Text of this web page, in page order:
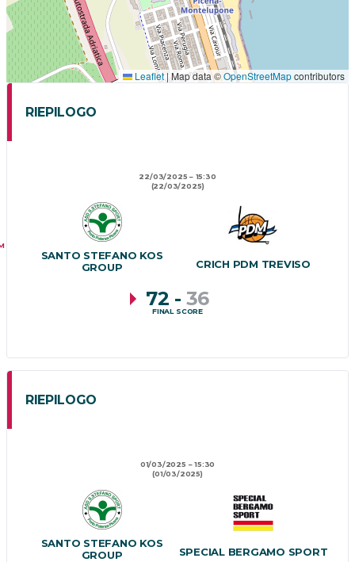
Leaflet |Map data ©OpenStreetMapcontributors
RIEPILOGO
22/03/2025
15:30
(22/03/2025)
SANTO STEFANO KOS
GROUP
CRICH PDM TREVISO
72 - 36
FINAL SCORE
RIEPILOGO
01/03/2025
15:30
(01/03/2025)
SANTO STEFANO KOS
GROUP
SPECIAL BERGAMO SPORT